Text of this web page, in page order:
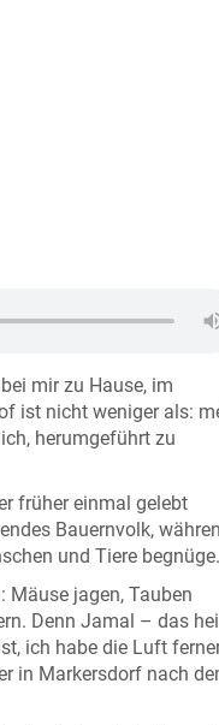
mir zu Hause, im
ist nicht weniger als:
herumgeführt zu
früher einmal gelebt
Bauernvolk,
und Tiere begnüge.
jagen, Tauben
Denn Jamal – das
ich habe die Luft
in Markersdorf nach